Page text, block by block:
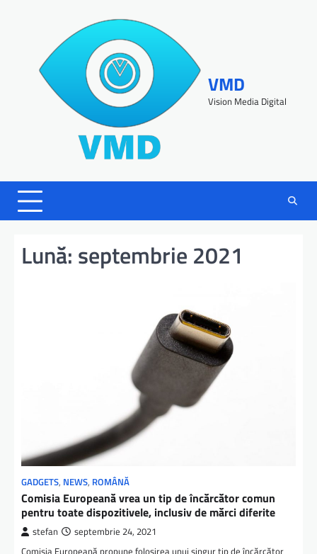
VMD
Vision Media Digital
Lună: septembrie 2021
GADGETS, NEWS, ROMÂNĂ
Comisia Europeană vrea un tip de încărcător comun
pentru toate dispozitivele, inclusiv de mărci diferite
stefan septembrie 24, 2021
Comisia Europeană propune folosirea unui singur tip de încărcător